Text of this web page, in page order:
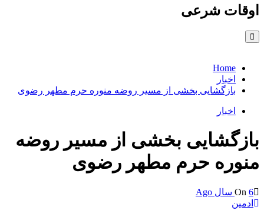
اوقات شرعی
Home
اخبار
بازگشایی بخشی از مسیر روضه منوره حرم مطهر رضوی
اخبار
بازگشایی بخشی از مسیر روضه
منوره حرم مطهر رضوی
On 6 سال Ago
ادمین